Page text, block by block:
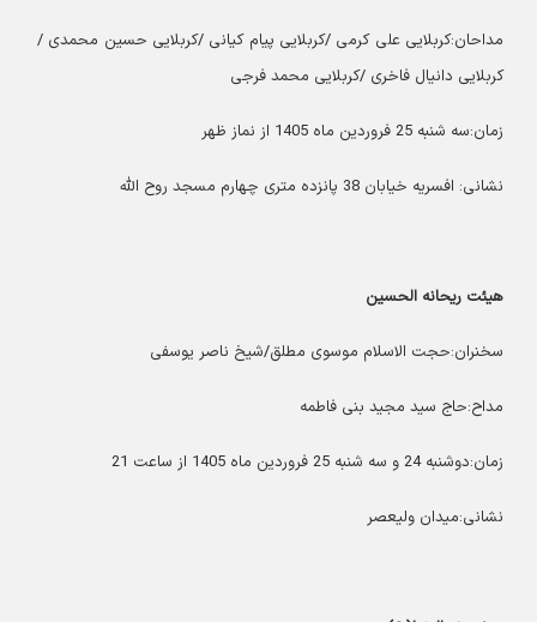
مداحان:کربلایی علی کرمی /کربلایی پیام کیانی /کربلایی حسین محمدی /
کربلایی دانیال فاخری /کربلایی محمد فرجی
زمان:سه شنبه 25 فروردین ماه 1405 از نماز ظهر
نشانی: افسریه خیابان 38 پانزده متری چهارم مسجد روح الله
هیئت ریحانه الحسین
سخنران:حجت الاسلام موسوی مطلق/شیخ ناصر یوسفی
مداح:حاج سید مجید بنی فاطمه
زمان:دوشنبه 24 و سه شنبه 25 فروردین ماه 1405 از ساعت 21
نشانی:میدان ولیعصر